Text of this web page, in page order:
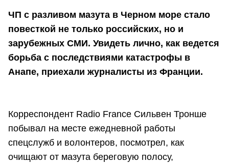
ЧП с разливом мазута в Черном море стало
повесткой не только российских, но и
зарубежных СМИ. Увидеть лично, как ведется
борьба с последствиями катастрофы в
Анапе, приехали журналисты из Франции.
Корреспондент Radio France Сильвен Тронше
побывал на месте ежедневной работы
спецслужб и волонтеров, посмотрел, как
очищают от мазута береговую полосу,